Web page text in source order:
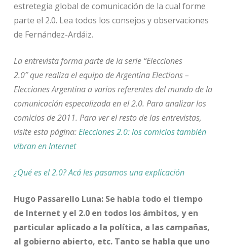
estretegia global de comunicación de la cual forme
parte el 2.0. Lea todos los consejos y observaciones
de Fernández-Ardáiz.
La entrevista forma parte de la serie “Elecciones
2.0″ que realiza el equipo de Argentina Elections –
Elecciones Argentina a varios referentes del mundo de la
comunicación especalizada en el 2.0. Para analizar los
comicios de 2011. Para ver el resto de las entrevistas,
visite esta página:Elecciones 2.0: los comicios también
vibran en Internet
¿Qué es el 2.0? Acá les pasamos una explicación
Hugo Passarello Luna: Se habla todo el tiempo
de Internet y el 2.0 en todos los ámbitos, y en
particular aplicado a la política, a las campañas,
al gobierno abierto, etc. Tanto se habla que uno